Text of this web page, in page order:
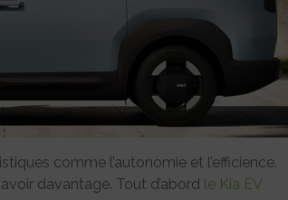
comme l’autonomie et l’efficience.
davantage. Tout d’abord le Kia EV